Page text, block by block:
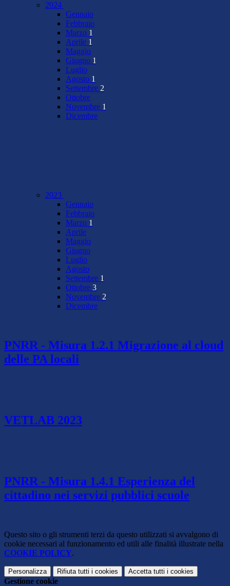
2024
Gennaio
Febbraio
Marzo 1
Aprile 1
Maggio
Giugno 1
Luglio
Agosto 1
Settembre 2
Ottobre
Novembre 1
Dicembre
2023
Gennaio
Febbraio
Marzo 1
Aprile
Maggio
Giugno
Luglio
Agosto
Settembre 1
Ottobre 3
Novembre 2
Dicembre
PNRR - Misura 1.2.1 Migrazione al cloud
delle PA locali
VETLAB 2023
PNRR - Misura 1.4.1 Esperienza del
cittadino nei servizi pubblici scuole
Questo sito o gli strumenti terzi da questo utilizzati si avvalgono di
cookie necessari al funzionamento ed utili alle finalità illustrate nella
COOKIE POLICY.
Personalizza Rifiuta tutti i cookies Accetta tutti i cookies
Gestione cookie